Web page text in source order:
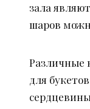
зала
шаров
Различные
для